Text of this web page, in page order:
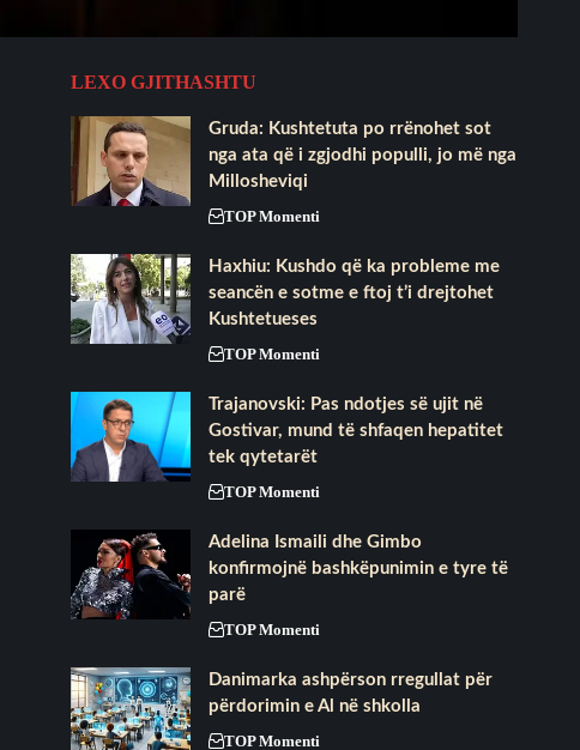
LEXO GJITHASHTU
Gruda: Kushtetuta po rrënohet sot
nga ata që i zgjodhi populli, jo më nga
Millosheviqi
TOP Momenti
Haxhiu: Kushdo që ka probleme me
seancën e sotme e ftoj t’i drejtohet
Kushtetueses
TOP Momenti
Trajanovski: Pas ndotjes së ujit në
Gostivar, mund të shfaqen hepatitet
tek qytetarët
TOP Momenti
Adelina Ismaili dhe Gimbo
konfirmojnë bashkëpunimin e tyre të
parë
TOP Momenti
Danimarka ashpërson rregullat për
përdorimin e Al në shkolla
TOP Momenti